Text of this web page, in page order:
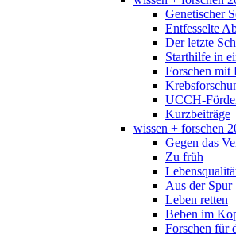
Genetischer
Entfesselte
Der letzte
Starthilfe in
Forschen mit
UCCH-
Kurzbeiträge
wissen + forschen
Gegen das
Zu früh
Aus der Spur
Leben retten
Beben im
Forschen für